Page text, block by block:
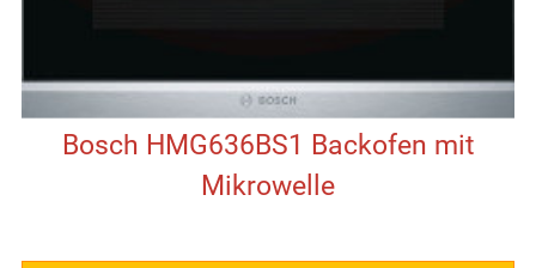
Bosch HMG636BS1 Backofen mit
Mikrowelle